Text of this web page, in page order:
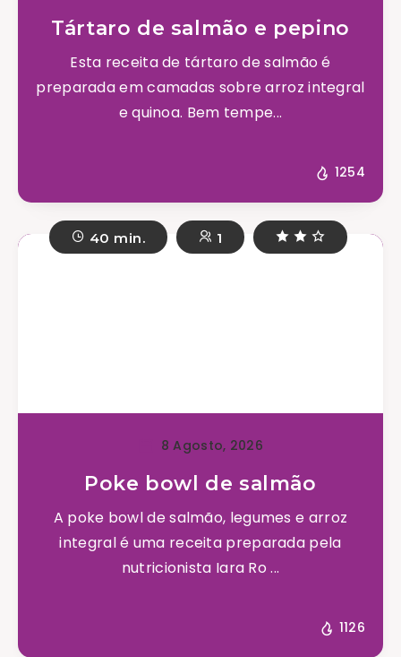
Tártaro de salmão e pepino
Esta receita de tártaro de salmão é
preparada em camadas sobre arroz integral
e quinoa. Bem tempe...
1254
40 min. 1
8 Agosto, 2026
Poke bowl de salmão
A poke bowl de salmão, legumes e arroz
integral é uma receita preparada pela
nutricionista Iara Ro ...
1126